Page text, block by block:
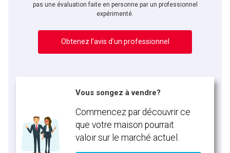
pas une évaluation faite en personne par un professionnel
expérimenté.
Obtenez l’avis d’un professionnel
Vous songez à vendre?
Commencez par découvrir ce
que votre maison pourrait
valoir sur le marché actuel.